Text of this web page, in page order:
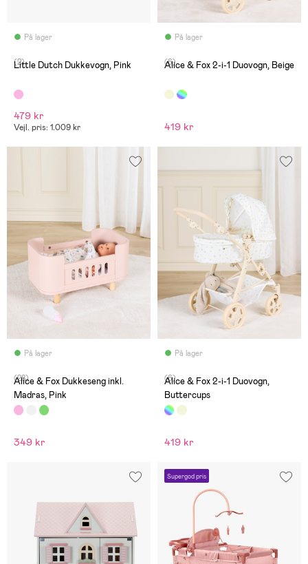
På lager
(2)
Little Dutch Dukkevogn, Pink
479 kr
Vejl. pris: 1.009 kr
På lager
(6)
Alice & Fox 2-i-1 Duovogn, Beige
419 kr
På lager
(28)
Alice & Fox Dukkeseng inkl.
Madras, Pink
349 kr
På lager
(6)
Alice & Fox 2-i-1 Duovogn,
Buttercups
419 kr
Supergod pris